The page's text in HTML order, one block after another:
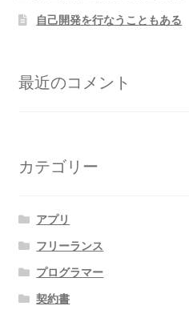
自己開発を行なうこともある
最近のコメント
カテゴリー
アプリ
フリーランス
プログラマー
契約書